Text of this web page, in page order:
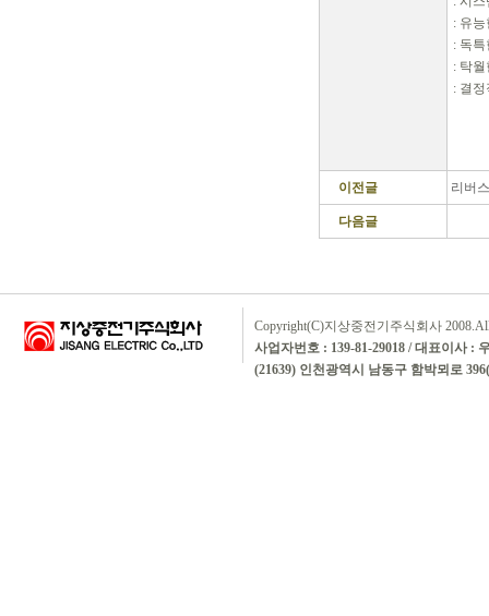
: 유
: 독
: 탁
: 결
이전글 리버
다음글
Copyright(C)지상중전기주식회사
사업자번호 : 139-81-29018 / 대표이사 :
(21639) 인천광역시 남동구 함박뫼로